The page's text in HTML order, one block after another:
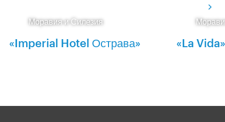
Моравия и Силезия
«Imperial Hotel Острава» «La